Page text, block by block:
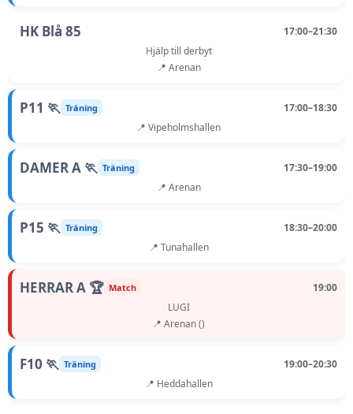
HK Blå 85
17:00–21:30
Hjälp till derbyt
📍 Arenan
P11 🏃 Träning
17:00–18:30
📍 Vipeholmshallen
DAMER A 🏃 Träning
17:30–19:00
📍 Arenan
P15 🏃 Träning
18:30–20:00
📍 Tunahallen
HERRAR A 🏆 Match
19:00
LUGI
📍 Arenan ()
F10 🏃 Träning
19:00–20:30
📍 Heddahallen